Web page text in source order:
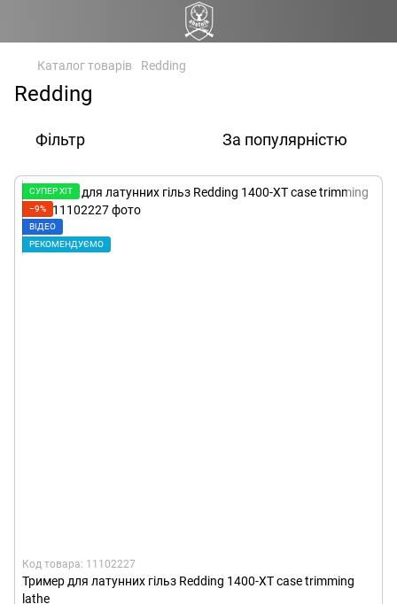
Каталог товарів Redding
Redding
Фільтр За популярністю
СУПЕР ХІТ
−9%
ВІДЕО
РЕКОМЕНДУЄМО
Код товара: 11102227
Тример для латунних гільз Redding 1400-XT case trimming
lathe